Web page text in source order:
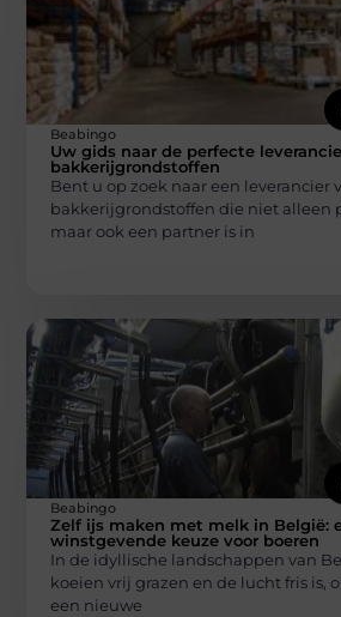
Beabingo
Uw gids naar de perfecte
bakkerijgrondstoffen
Bent u op zoek naar een leverancier
bakkerijgrondstoffen die niet alleen
maar ook een partner is in
Beabingo
Zelf ijs maken met melk in België:
winstgevende keuze voor boeren
In de idyllische landschappen van
koeien vrij grazen en de lucht fris is,
een nieuwe